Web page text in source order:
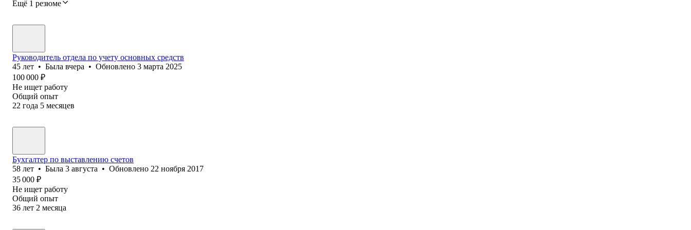
Ещё 1 резюме
Руководитель отдела по учету основных средств
45 лет • Была вчера • Обновлено 3 марта 2025
100 000 ₽
Не ищет работу
Общий опыт
22 года 5 месяцев
Бухгалтер по выставлению счетов
58 лет • Была 3 августа • Обновлено 22 ноября 2017
35 000 ₽
Не ищет работу
Общий опыт
36 лет 2 месяца